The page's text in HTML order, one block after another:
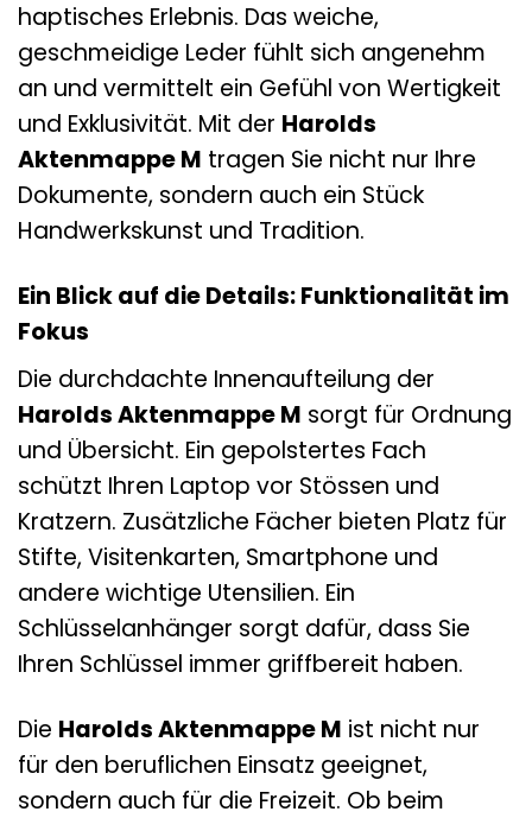
haptisches Erlebnis. Das weiche,
geschmeidige Leder fühlt sich angenehm
an und vermittelt ein Gefühl von Wertigkeit
und Exklusivität. Mit der Harolds
Aktenmappe M tragen Sie nicht nur Ihre
Dokumente, sondern auch ein Stück
Handwerkskunst und Tradition.
Ein Blick auf die Details: Funktionalität im
Fokus
Die durchdachte Innenaufteilung der
Harolds Aktenmappe M sorgt für Ordnung
und Übersicht. Ein gepolstertes Fach
schützt Ihren Laptop vor Stössen und
Kratzern. Zusätzliche Fächer bieten Platz für
Stifte, Visitenkarten, Smartphone und
andere wichtige Utensilien. Ein
Schlüsselanhänger sorgt dafür, dass Sie
Ihren Schlüssel immer griffbereit haben.
Die Harolds Aktenmappe M ist nicht nur
für den beruflichen Einsatz geeignet,
sondern auch für die Freizeit. Ob beim